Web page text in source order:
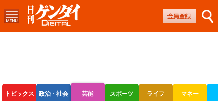
トピックス 政治・社会 芸能 スポーツ ライフ マネー